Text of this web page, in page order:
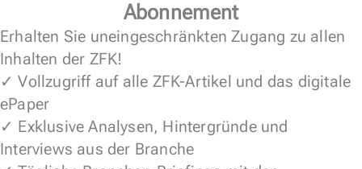
Abonnement
Erhalten Sie uneingeschränkten Zugang zu allen
Inhalten der ZFK!
✓ Vollzugriff auf alle ZFK-Artikel und das digitale
ePaper
✓ Exklusive Analysen, Hintergründe und
Interviews aus der Branche